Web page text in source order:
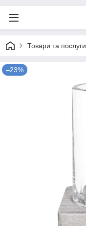
Товари та послуги
–23%